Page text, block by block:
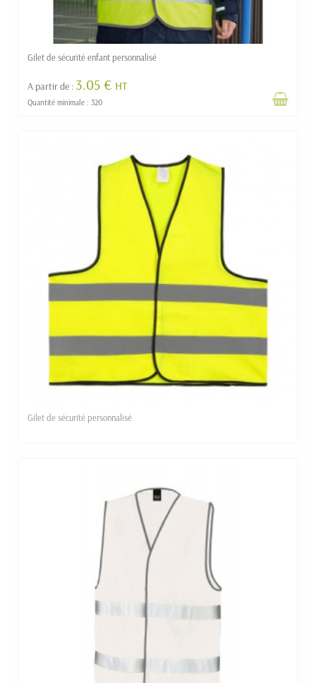
Gilet de sécurité enfant personnalisé
A partir de : 3.05 € HT
Quantité minimale : 320
Gilet de sécurité personnalisé